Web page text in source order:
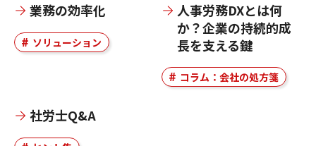
業務の効率化
ソリューション
人事労務DXとは何
か？企業の持続的成
長を支える鍵
コラム：会社の処方箋
社労士Q&A